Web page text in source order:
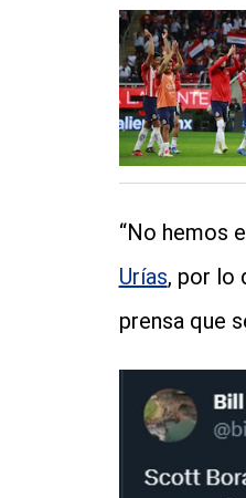
“No hemos
Urías, por lo
prensa que